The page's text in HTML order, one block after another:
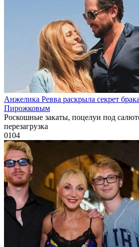
Анжелика Ревва раскрыла секрет
Пирожковым
Роскошные закаты, поцелуи под
перезагрузка
0104